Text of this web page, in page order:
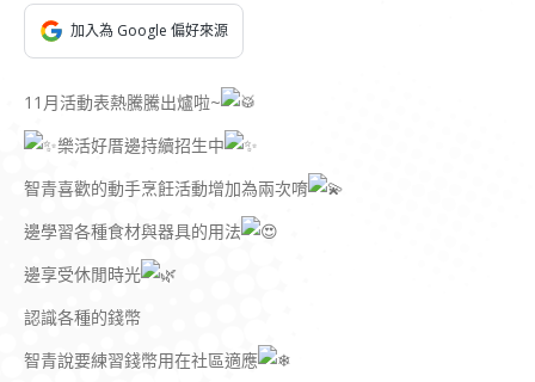
加入為 Google 偏好來源
11月活動表熱騰騰出爐啦~
樂活好厝邊持續招生中
智青喜歡的動手烹飪活動增加為兩次唷
邊學習各種食材與器具的用法
邊享受休閒時光
認識各種的錢幣
智青說要練習錢幣用在社區適應